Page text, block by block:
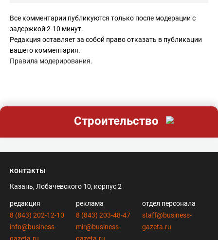
Все комментарии публикуются только после модерации с
задержкой 2-10 минут.
Редакция оставляет за собой право отказать в публикации
вашего комментария.
Правила модерирования.
Строительство
контакты
Казань, Лобачевского 10, корпус 2
редакция
8 (843) 202-12-10
info@business-
реклама
8 (843) 203-48-47
mir@business-
отдел персонала
staff@business-
gazeta.ru